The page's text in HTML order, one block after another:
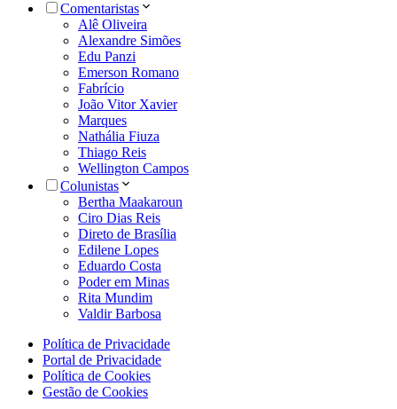
Comentaristas
Alê Oliveira
Alexandre Simões
Edu Panzi
Emerson Romano
Fabrício
João Vitor Xavier
Marques
Nathália Fiuza
Thiago Reis
Wellington Campos
Colunistas
Bertha Maakaroun
Ciro Dias Reis
Direto de Brasília
Edilene Lopes
Eduardo Costa
Poder em Minas
Rita Mundim
Valdir Barbosa
Política de Privacidade
Portal de Privacidade
Política de Cookies
Gestão de Cookies